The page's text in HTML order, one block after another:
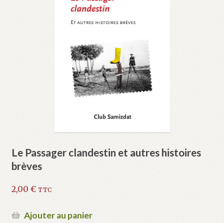
Le Passager clandestin et autres histoires
brèves
2,00 € TTC
Ajouter au panier